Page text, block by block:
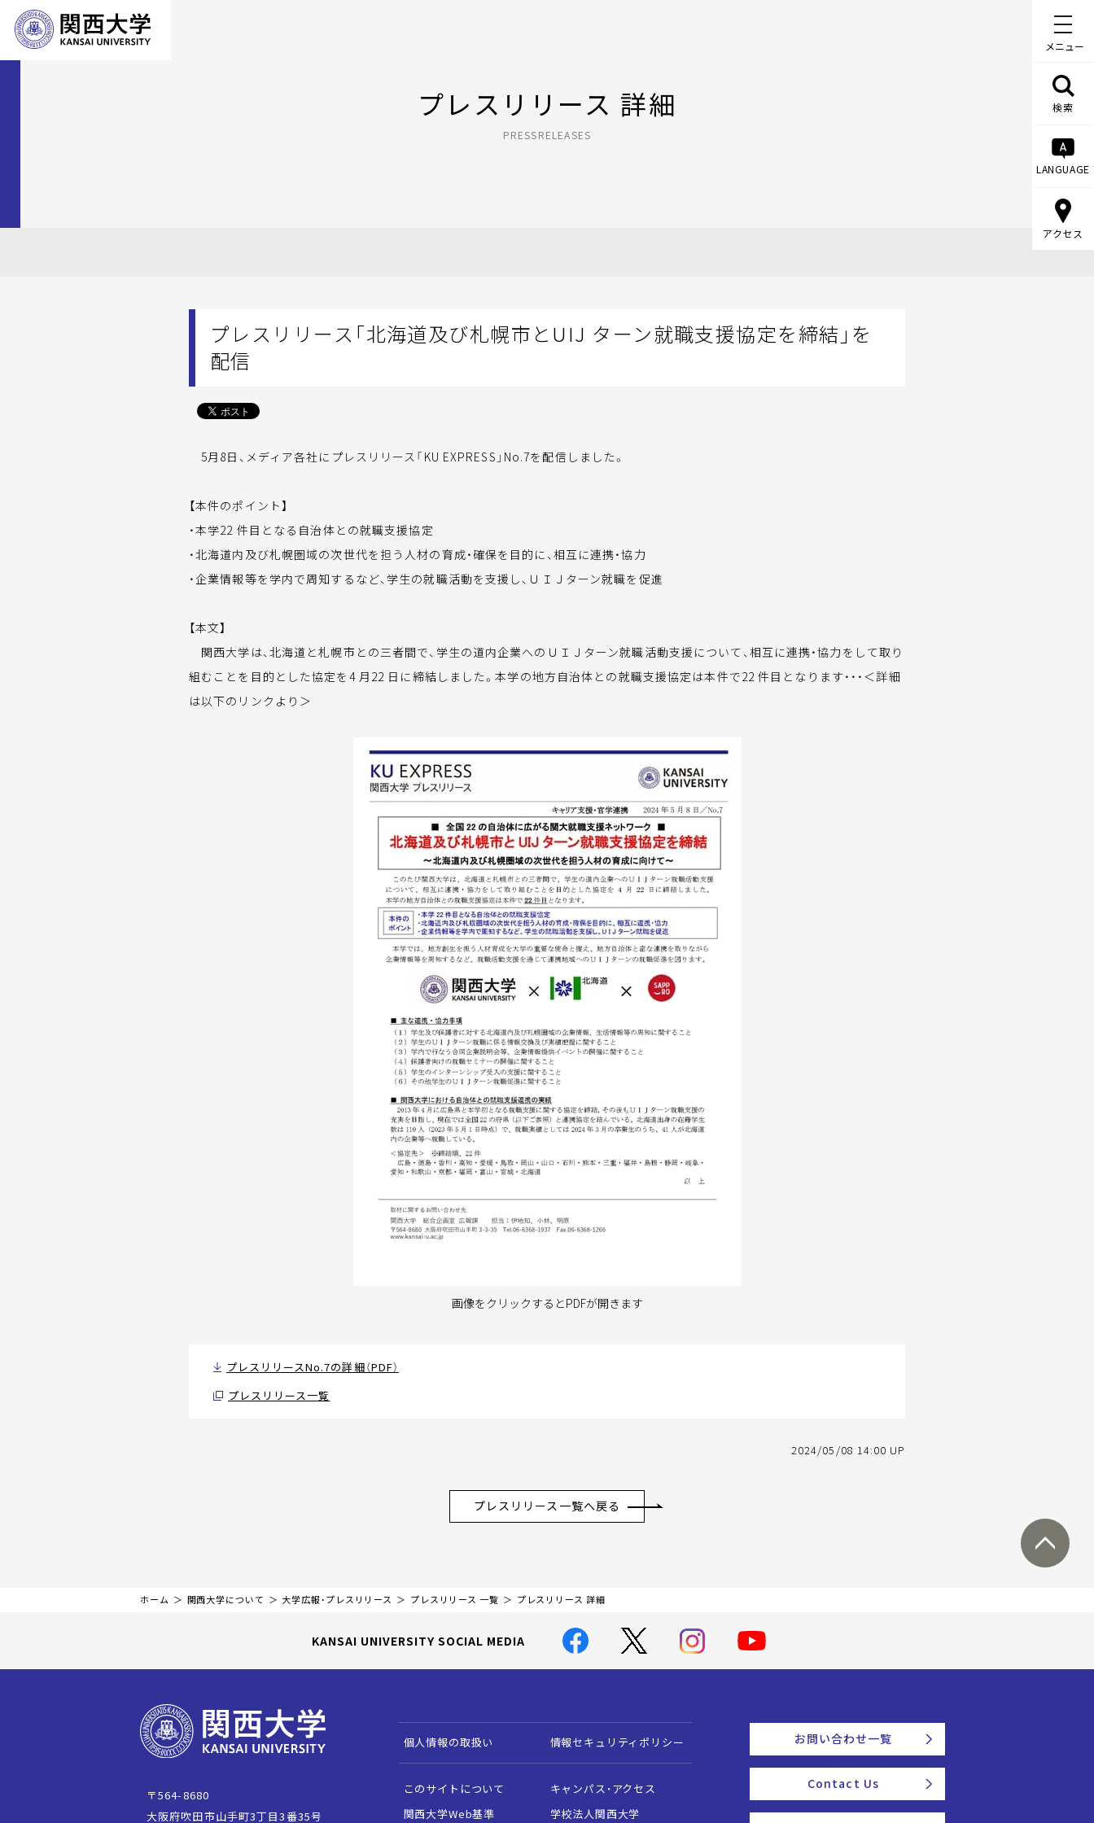
メニュー
検索
LANGUAGE
アクセス
プレスリリース 詳細
PRESSRELEASES
プレスリリース「北海道及び札幌市とUIJ ターン就職支援協定を締結」を
配信
5月8日、メディア各社にプレスリリース「KU EXPRESS」No.7を配信しました。
【本件のポイント】
・本学22 件目となる自治体との就職支援協定
・北海道内及び札幌圏域の次世代を担う人材の育成・確保を目的に、相互に連携・協力
・企業情報等を学内で周知するなど、学生の就職活動を支援し、ＵＩＪターン就職を促進
【本文】
関西大学は、北海道と札幌市との三者間で、学生の道内企業へのＵＩＪターン就職活動支援について、相互に連携・協力をして取り
組むことを目的とした協定を4 月22 日に締結しました。本学の地方自治体との就職支援協定は本件で22 件目となります・・・＜詳細
は以下のリンクより＞
画像をクリックするとPDFが開きます
プレスリリースNo.7の詳細（PDF）
プレスリリース一覧
2024/05/08 14:00 UP
プレスリリース一覧へ戻る
ホーム 関西大学について 大学広報・プレスリリース プレスリリース 一覧 プレスリリース 詳細
KANSAI UNIVERSITY SOCIAL MEDIA
個人情報の取扱い 情報セキュリティポリシー
このサイトについて
キャンパス・アクセス
関西大学Web基準
学校法人関西大学
お問い合わせ一覧
Contact Us
〒564-8680
大阪府吹田市山手町3丁目3番35号